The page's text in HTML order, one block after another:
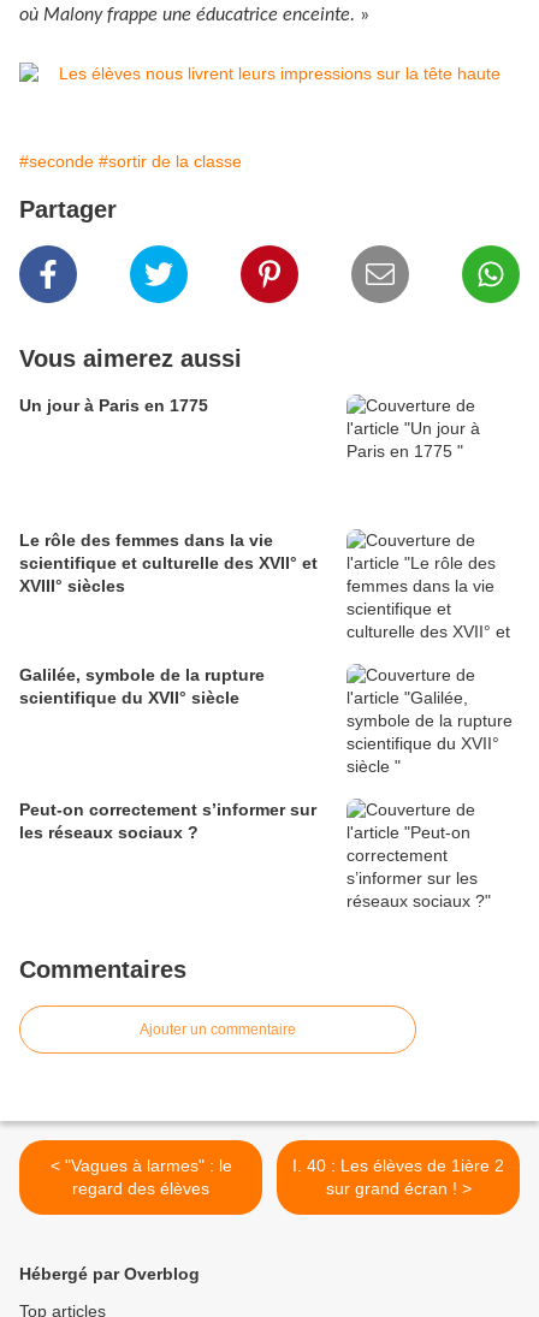
où Malony frappe une éducatrice enceinte. »
#seconde #sortir de la classe
Partager
Vous aimerez aussi
Un jour à Paris en 1775
Le rôle des femmes dans la vie
scientifique et culturelle des XVII° et
XVIII° siècles
Galilée, symbole de la rupture
scientifique du XVII° siècle
Peut-on correctement s’informer sur
les réseaux sociaux ?
Commentaires
Ajouter un commentaire
< "Vagues à larmes" : le
regard des élèves
I. 40 : Les élèves de 1ière 2
sur grand écran ! >
Hébergé par Overblog
Top articles